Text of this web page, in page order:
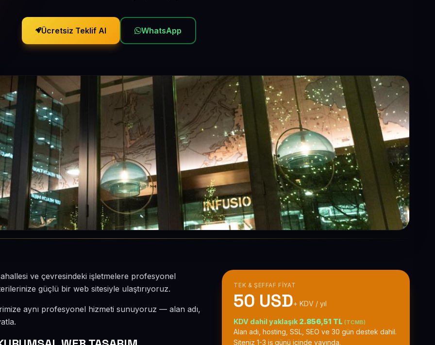
Ücretsiz Teklif Al WhatsApp
ve çevresindeki işletmelere profesyonel
güçlü bir web sitesiyle ulaştırıyoruz.
aynı profesyonel hizmeti sunuyoruz — alan adı,
TEK & ŞEFFAF FIYAT
50 USD+ KDV / yıl
KDV dahil yaklaşık 2.856,51 TL (TCMB)
Alan adı, hosting, SSL, SEO ve 30 gün destek dahil.
Siteniz 1-3 iş günü içinde yayında.